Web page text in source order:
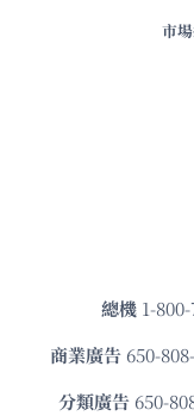
市
總機 1-
商業廣告 650-
分類廣告 650-